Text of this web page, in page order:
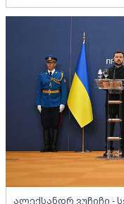
ალექსანდრ ვუჩიჩი -